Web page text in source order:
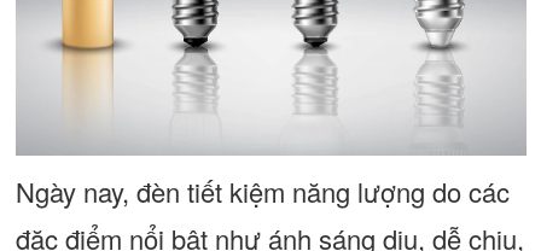
Ngày nay, đèn tiết kiệm năng lượng do các
đặc điểm nổi bật như ánh sáng dịu, dễ chịu,